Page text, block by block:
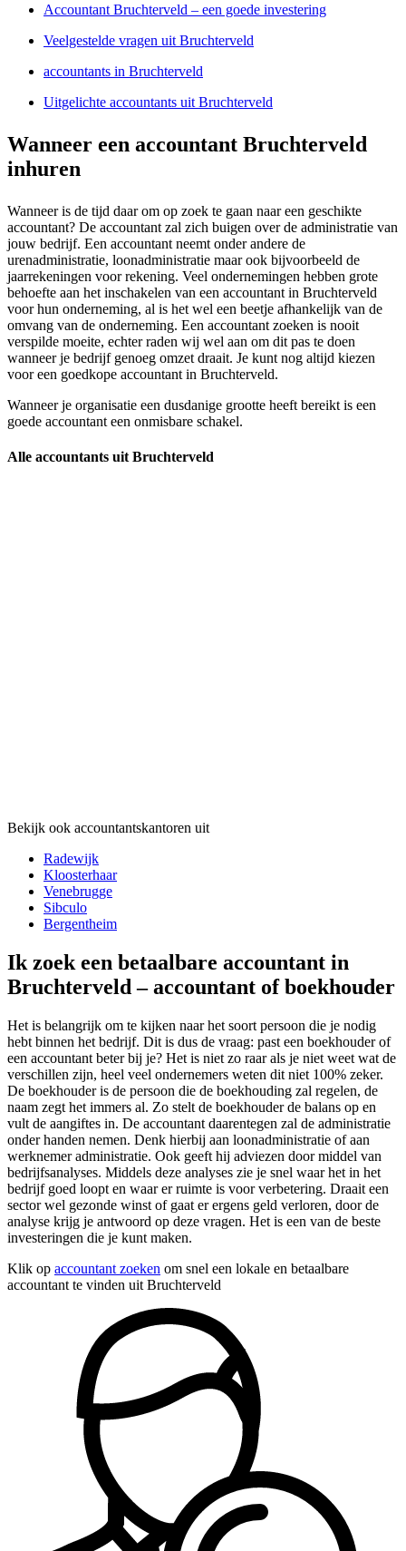
Accountant Bruchterveld – een goede investering
Veelgestelde vragen uit Bruchterveld
accountants in Bruchterveld
Uitgelichte accountants uit Bruchterveld
Wanneer een accountant Bruchterveld
inhuren
Wanneer is de tijd daar om op zoek te gaan naar een geschikte
accountant? De accountant zal zich buigen over de administratie van
jouw bedrijf. Een accountant neemt onder andere de
urenadministratie, loonadministratie maar ook bijvoorbeeld de
jaarrekeningen voor rekening. Veel ondernemingen hebben grote
behoefte aan het inschakelen van een accountant in Bruchterveld
voor hun onderneming, al is het wel een beetje afhankelijk van de
omvang van de onderneming. Een accountant zoeken is nooit
verspilde moeite, echter raden wij wel aan om dit pas te doen
wanneer je bedrijf genoeg omzet draait. Je kunt nog altijd kiezen
voor een goedkope accountant in Bruchterveld.
Wanneer je organisatie een dusdanige grootte heeft bereikt is een
goede accountant een onmisbare schakel.
Alle accountants uit Bruchterveld
Bekijk ook accountantskantoren uit
Radewijk
Kloosterhaar
Venebrugge
Sibculo
Bergentheim
Ik zoek een betaalbare accountant in
Bruchterveld – accountant of boekhouder
Het is belangrijk om te kijken naar het soort persoon die je nodig
hebt binnen het bedrijf. Dit is dus de vraag: past een boekhouder of
een accountant beter bij je? Het is niet zo raar als je niet weet wat de
verschillen zijn, heel veel ondernemers weten dit niet 100% zeker.
De boekhouder is de persoon die de boekhouding zal regelen, de
naam zegt het immers al. Zo stelt de boekhouder de balans op en
vult de aangiftes in. De accountant daarentegen zal de administratie
onder handen nemen. Denk hierbij aan loonadministratie of aan
werknemer administratie. Ook geeft hij adviezen door middel van
bedrijfsanalyses. Middels deze analyses zie je snel waar het in het
bedrijf goed loopt en waar er ruimte is voor verbetering. Draait een
sector wel gezonde winst of gaat er ergens geld verloren, door de
analyse krijg je antwoord op deze vragen. Het is een van de beste
investeringen die je kunt maken.
Klik op accountant zoeken om snel een lokale en betaalbare
accountant te vinden uit Bruchterveld